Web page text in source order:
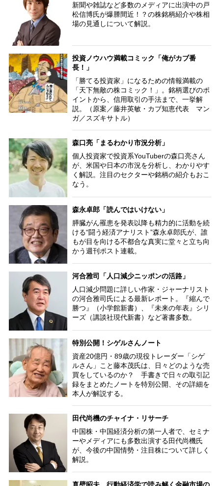
新聞や雑誌など多数のメディアに出演中の戸
松信博氏が爆謄間近！？の株銘柄紹介や株相
場の見通しについて解説。
投資ノウハウ満載コミック「俺がカブ番
長！」
「勝てる投資家」になるための情報満載の
「天下無敵の株コミック！」。銘柄選びのポ
イントから、信用取引の手法まで、一挙解
説。（原案／藤井英敏・カブ知恵代表 マン
ガ／スズキサトル）
森口亮「まるわかり市況分析」
個人投資家で投資系YouTuberの森口亮さん
が、米国や日本の市況を分析し、わかりやす
く解説。注目のセクターや銘柄の紹介もおこ
なう。
森永卓郎「読んではいけない」
膵臓がん罹患を発表以降も精力的に活動を続
ける“闘う経済アナリスト”森永卓郎氏が、誰
もが目を向ける不都合な真実に堂々と立ち向
かう週刊ポスト連載。
河合雅司「人口減少ニッポンの活路」
人口減少問題に詳しい作家・ジャーナリスト
の河合雅司氏による最新レポート。『縮んで
勝つ』（小学館新書）、『未来の年表』シリ
ーズ（講談社現代新書）など著書多数。
特別公開！シゲルさんノート
資産20億円・89歳の現役トレーダー「シゲ
ルさん」こと藤本茂氏は、日々どのような売
買をしているのか？ 手書きで日々の取引記
録をまとめたノートを特別公開、その詳細を
本人が解説する。
田代尚機のチャイナ・リサーチ
中国株・中国経済分析の第一人者で、セミナ
ーやメディアにも多数出演する田代尚機氏
が、今後の中国情勢・注目株について詳しく
解説。